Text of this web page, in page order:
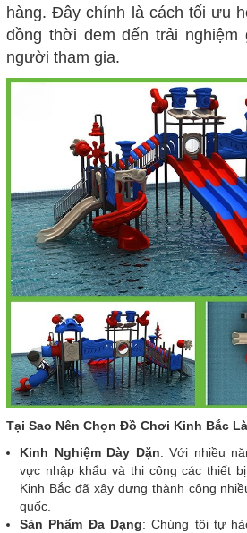
hàng. Đây chính là cách tối ưu
đồng thời đem đến trải
người tham gia.
Tại Sao Nên Chọn Đồ Chơi Kinh Bắc
Kinh Nghiệm Dày Dặn: Với nhiều
vực nhập khẩu và thi công các thiết
Kinh Bắc đã xây dựng thành công
quốc.
Sản Phẩm Đa Dạng: Chúng tôi tự